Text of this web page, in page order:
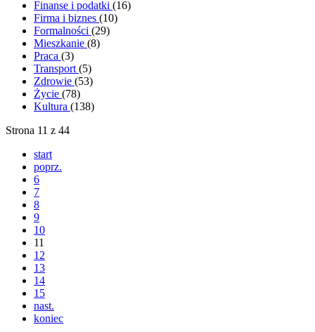
Finanse i podatki (16)
Firma i biznes (10)
Formalności (29)
Mieszkanie (8)
Praca (3)
Transport (5)
Zdrowie (53)
Życie (78)
Kultura (138)
Strona 11 z 44
start
poprz.
6
7
8
9
10
11
12
13
14
15
nast.
koniec